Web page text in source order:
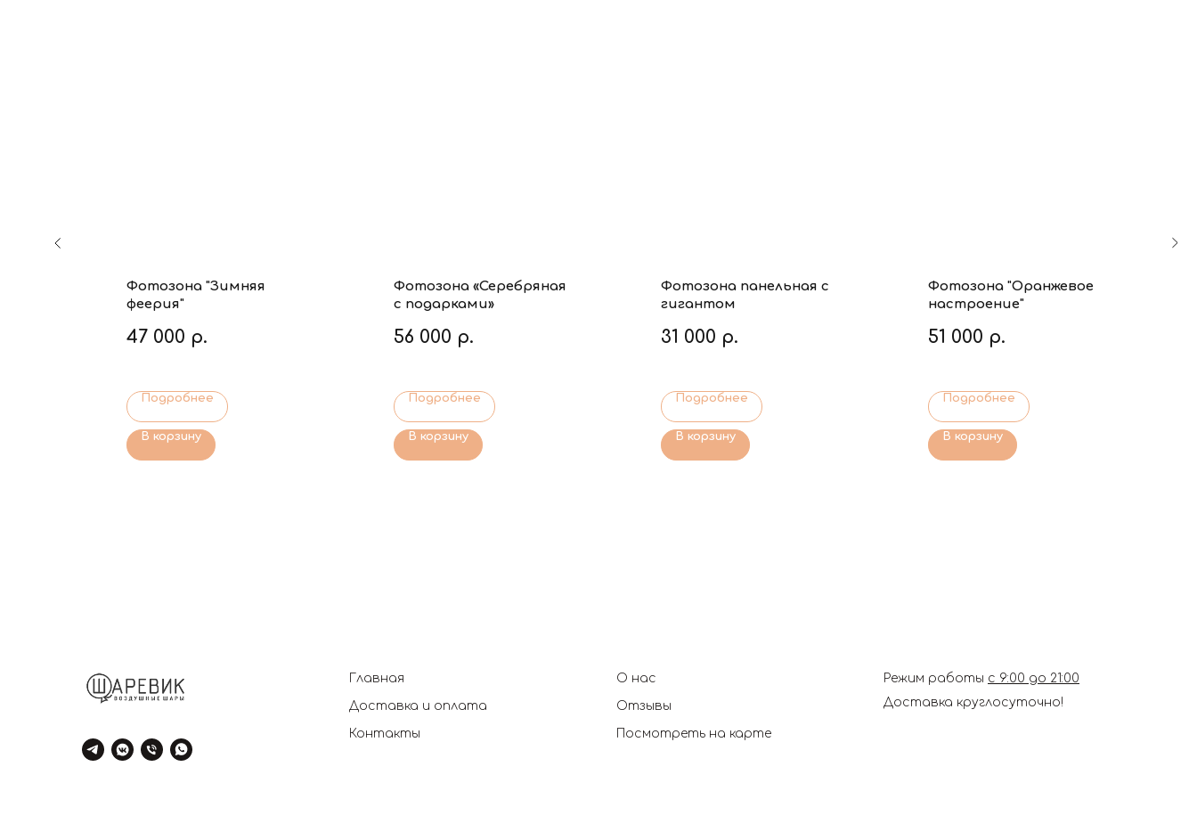
Фотозона "Зимняя
феерия"
47 000 р.
Подробнее
В корзину
Фотозона «Серебряная
с подарками»
56 000 р.
Подробнее
В корзину
Фотозона панельная с
гигантом
31 000 р.
Подробнее
В корзину
Фотозона "Оранжевое
настроение"
51 000 р.
Подробнее
В корзину
Главная
Доставка и оплата
Контакты
О нас
Отзывы
Посмотреть на карте
Режим работы с 9:00 до 21:00
Доставка круглосуточно!